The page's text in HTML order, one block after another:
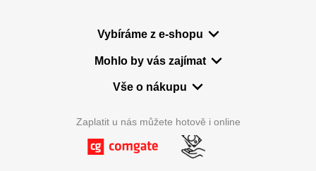
Vybíráme z e-shopu
Mohlo by vás zajímat
Vše o nákupu
Zaplatit u nás můžete hotově i online